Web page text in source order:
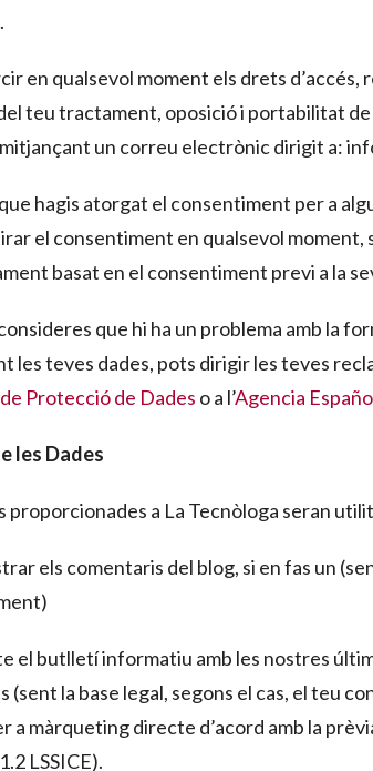
en qualsevol moment els drets
teu tractament, oposició i portabilitat
un correu electrònic dirigit a:
que hagis atorgat el consentiment per a
el consentiment en qualsevol moment,
basat en el consentiment previ a la
que hi ha un problema amb la
les teves dades, pots dirigir les teves
Protecció de Dades o a l’Agencia
les Dades
proporcionades a La Tecnòloga seran
els comentaris del blog, si en fas un
el butlletí informatiu amb les nostres
(sent la base legal, segons el cas, el teu
a màrqueting directe d’acord amb la
LSSICE).